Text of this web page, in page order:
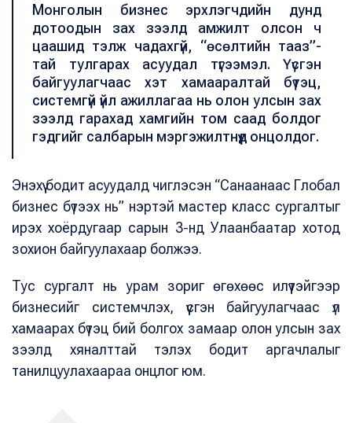
Монголын бизнес эрхлэгчдийн дунд
дотоодын зах зээлд амжилт олсон ч
цаашид тэлж чадахгүй, “өсөлтийн тааз”-
тай тулгарах асуудал түгээмэл. Үүсгэн
байгуулагчаас хэт хамааралтай бүтэц,
системгүй үйл ажиллагаа нь олон улсын зах
зээлд гарахад хамгийн том саад болдог
гэдгийг салбарын мэргэжилтнүүд онцолдог.
Энэхүү бодит асуудалд чиглэсэн “Санаанаас Глобал
бизнес бүтээх нь” нэртэй мастер класс сургалтыг
ирэх хоёрдугаар сарын 3-нд Улаанбаатар хотод
зохион байгуулахаар болжээ.
Тус сургалт нь урам зориг өгөхөөс илүүтэйгээр
бизнесийг системчлэх, үүсгэн байгуулагчаас үл
хамаарах бүтэц бий болгох замаар олон улсын зах
зээлд хяналттай тэлэх бодит аргачлалыг
танилцуулахаараа онцлог юм.